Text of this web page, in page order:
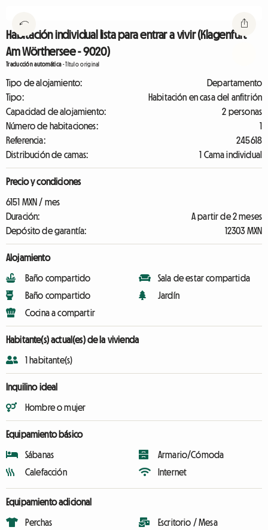
Habitación individual lista para entrar a vivir (Klagenfurt
Am Wörthersee - 9020)
Traducción automática-Título original
Tipo de alojamiento:
Departamento
Tipo:
Habitación en casa del anfitrión
Capacidad de alojamiento:
2 personas
Número de habitaciones:
1
Referencia:
245618
Distribución de camas:
1 Cama individual
Precio y condiciones
6151 MXN / mes
Duración:
A partir de 2 meses
Depósito de garantía:
12303 MXN
Alojamiento
Baño compartido
Baño compartido
Cocina a compartir
Sala de estar compartida
Jardín
Habitante(s) actual(es) de la vivienda
1 habitante(s)
Inquilino ideal
Hombre o mujer
Equipamiento básico
Sábanas
Calefacción
Armario/Cómoda
Internet
Equipamiento adicional
Perchas
Escritorio / Mesa